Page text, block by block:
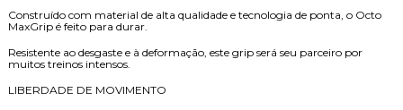
Construído com material de alta qualidade e tecnologia de ponta, o Octo
MaxGrip é feito para durar.
Resistente ao desgaste e à deformação, este grip será seu parceiro por
muitos treinos intensos.
LIBERDADE DE MOVIMENTO